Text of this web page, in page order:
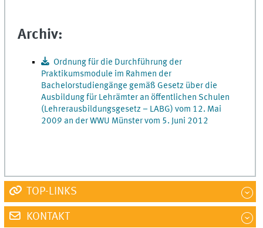
Archiv:
Ordnung für die Durchführung der
Praktikumsmodule im Rahmen der
Bachelorstudiengänge gemäß Gesetz über die
Ausbildung für Lehrämter an öffentlichen Schulen
(Lehrerausbildungsgesetz – LABG) vom 12. Mai
2009 an der WWU Münster vom 5. Juni 2012
TOP-LINKS
KONTAKT